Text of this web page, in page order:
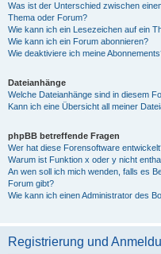
Was ist der Unterschied zwischen
Thema oder Forum?
Wie kann ich ein Lesezeichen auf ein
Wie kann ich ein Forum abonnieren?
Wie deaktiviere ich meine
Dateianhänge
Welche Dateianhänge sind in diesem
Kann ich eine Übersicht all meiner
phpBB betreffende Fragen
Wer hat diese Forensoftware
Warum ist Funktion x oder y nicht
An wen soll ich mich wenden, falls es
Forum gibt?
Wie kann ich einen Administrator des
Registrierung und